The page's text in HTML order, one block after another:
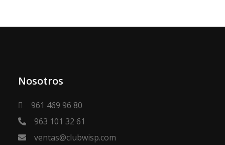
Nosotros
961 469 96 80
963 101 32 61
ventas@clubwisp.com